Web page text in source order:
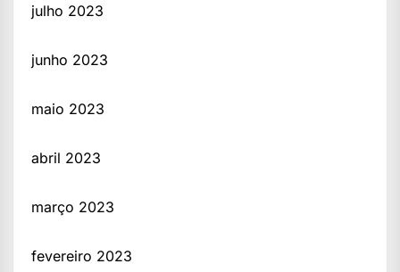
julho 2023
junho 2023
maio 2023
abril 2023
março 2023
fevereiro 2023